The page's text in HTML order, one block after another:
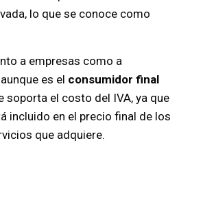
lo que se conoce como
a empresas como a
es el consumidor final
soporta el costo del IVA, ya que
incluido en el precio final de los
que adquiere.